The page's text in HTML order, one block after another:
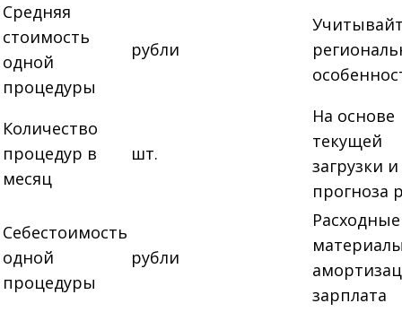
Средняя
стоимость
одной
процедуры
рубли
Количество
процедур в
месяц
шт.
На основе
текущей
загрузки и
прогноза
Себестоимость
одной
процедуры
рубли
Расходные
зарплата